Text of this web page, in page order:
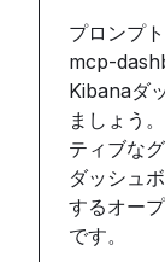
プロンプ
mcp-
Kibanaダ
ましょう
ティブな
ダッシュ
するオー
です。